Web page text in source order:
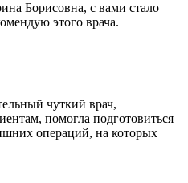
Борисовна, с вами стало
этого врача.
чуткий врач,
помогла подготовиться
операций, на которых